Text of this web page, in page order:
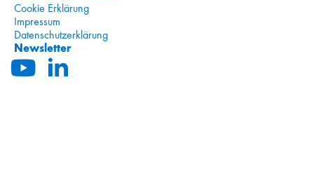
Cookie Erklärung
Impressum
Datenschutzerklärung
Newsletter